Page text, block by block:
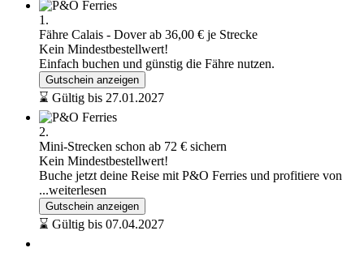
1.
Fähre Calais - Dover ab 36,00 € je Strecke
Kein Mindestbestellwert!
Einfach buchen und günstig die Fähre nutzen.
Gutschein anzeigen
⌛ Gültig bis 27.01.2027
2.
Mini-Strecken schon ab 72 € sichern
Kein Mindestbestellwert!
Buche jetzt deine Reise mit P&O Ferries und profitiere von
...weiterlesen
Gutschein anzeigen
⌛ Gültig bis 07.04.2027